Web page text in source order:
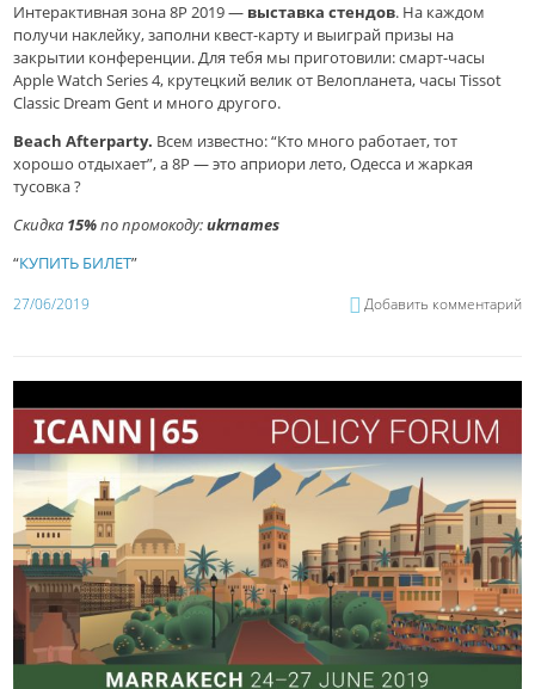
Интерактивная зона 8P 2019— выставка стендов. На каждом
получи наклейку, заполни квест-карту и выиграй призы на
закрытии конференции. Для тебя мы приготовили: смарт-часы
Apple Watch Series 4, крутецкий велик от Велопланета, часы Tissot
Classic Dream Gent и много другого.
Beach Afterparty. Всем известно: “Кто много работает, тот
хорошо отдыхает”, а 8Р — это априори лето, Одесса и жаркая
тусовка ?
Скидка 15%по промокоду:ukrnames
“КУПИТЬ БИЛЕТ”
27/06/2019 Добавить комментарий